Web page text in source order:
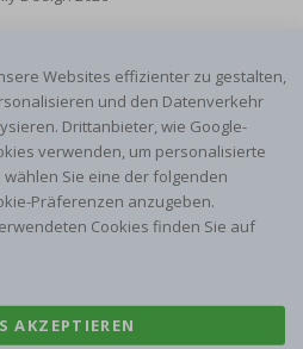
Websites effizienter zu gestalten,
und den Datenverkehr
Drittanbieter, wie Google-
verwenden, um personalisierte
Sie eine der folgenden
Präferenzen anzugeben.
Cookies finden Sie auf
AKZEPTIEREN